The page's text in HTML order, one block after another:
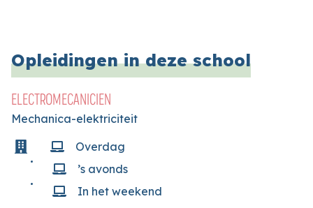
Opleidingen in deze school
ELECTROMECANICIEN
Mechanica-elektriciteit
Overdag
’s avonds
In het weekend